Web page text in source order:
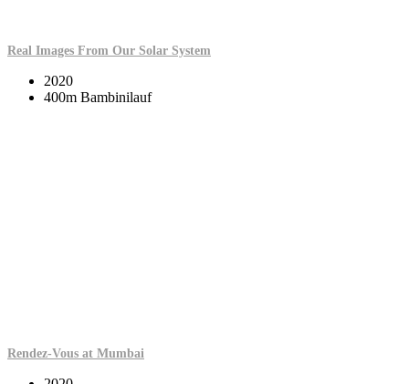
Real Images From Our Solar System
2020
400m Bambinilauf
Rendez-Vous at Mumbai